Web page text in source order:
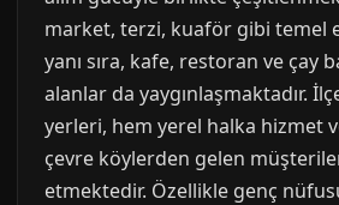
market, terzi, kuaför gibi temel
yanı sıra, kafe, restoran ve çay
alanlar da yaygınlaşmaktadır.
yerleri, hem yerel halka hizmet
çevre köylerden gelen
etmektedir. Özellikle genç